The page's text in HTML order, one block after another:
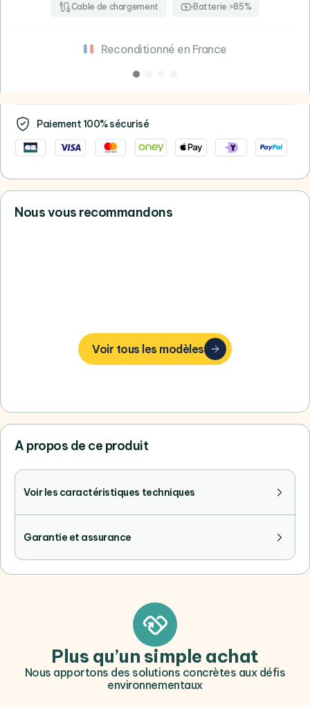
Cable de chargement Batterie >85%
Reconditionné en France
Paiement 100% sécurisé
Nous vous recommandons
Voir tous les modèles
A propos de ce produit
Voir les caractéristiques techniques
Garantie et assurance
Plus qu’un simple achat
Nous apportons des solutions concrètes aux défis
environnementaux